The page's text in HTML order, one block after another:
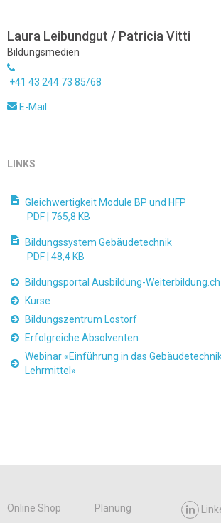
Laura Leibundgut / Patricia Vitti
Bildungsmedien
+41 43 244 73 85/68
E-Mail
LINKS
Gleichwertigkeit Module BP und HFP
PDF | 765,8 KB
Bildungssystem Gebäudetechnik
PDF | 48,4 KB
Bildungsportal Ausbildung-Weiterbildung.ch
Kurse
Bildungszentrum Lostorf
Erfolgreiche Absolventen
Webinar «Einführung in das
Lehrmittel»
Online Shop
Planung